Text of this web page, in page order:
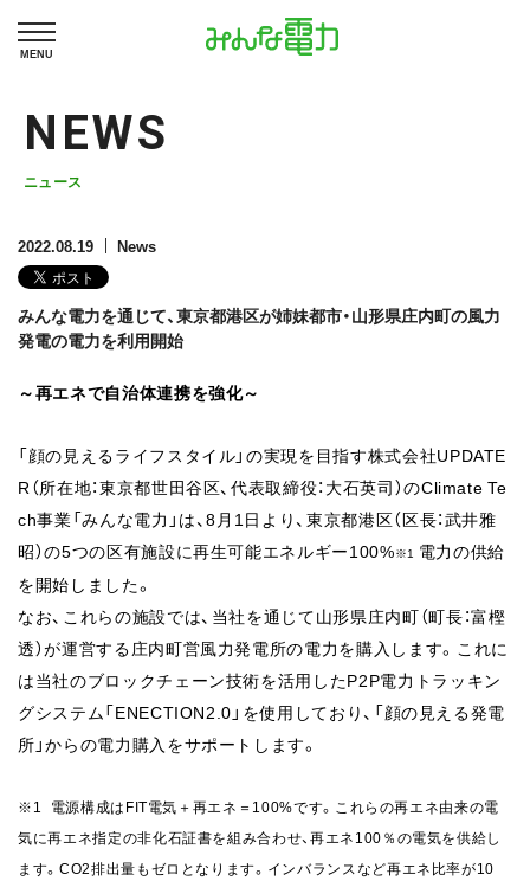
MENU
NEWS
ニュース
2022.08.19 News
みんな電力を通じて、東京都港区が姉妹都市・山形県庄内町の風力
発電の電力を利用開始
～再エネで自治体連携を強化～
「顔の見えるライフスタイル」の実現を目指す株式会社UPDATE
R（所在地：東京都世田谷区、代表取締役：大石英司）のClimate Te
ch事業「みんな電力」は、8月1日より、東京都港区（区長：武井雅
昭）の5つの区有施設に再生可能エネルギー100%※1 電力の供給
を開始しました。
なお、これらの施設では、当社を通じて山形県庄内町（町長：富樫
透）が運営する庄内町営風力発電所の電力を購入します。これに
は当社のブロックチェーン技術を活用したP2P電力トラッキン
グシステム「ENECTION2.0」を使用しており、「顔の見える発電
所」からの電力購入をサポートします。
※1 電源構成はFIT電気＋再エネ＝100%です。これらの再エネ由来の電
気に再エネ指定の非化石証書を組み合わせ、再エネ100％の電気を供給し
ます。CO2排出量もゼロとなります。インバランスなど再エネ比率が10